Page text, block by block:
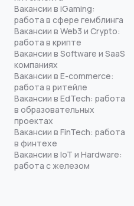
Вакансии в iGaming:
работа в сфере гемблинга
Вакансии в Web3 и Crypto:
работа в крипте
Вакансии в Software и SaaS
компаниях
Вакансии в E-commerce:
работа в ритейле
Вакансии в EdTech: работа
в образовательных
проектах
Вакансии в FinTech: работа
в финтехе
Вакансии в IoT и Hardware:
работа с железом